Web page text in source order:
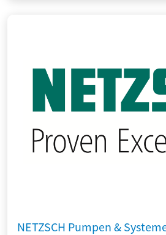
NETZSCH Pumpen &